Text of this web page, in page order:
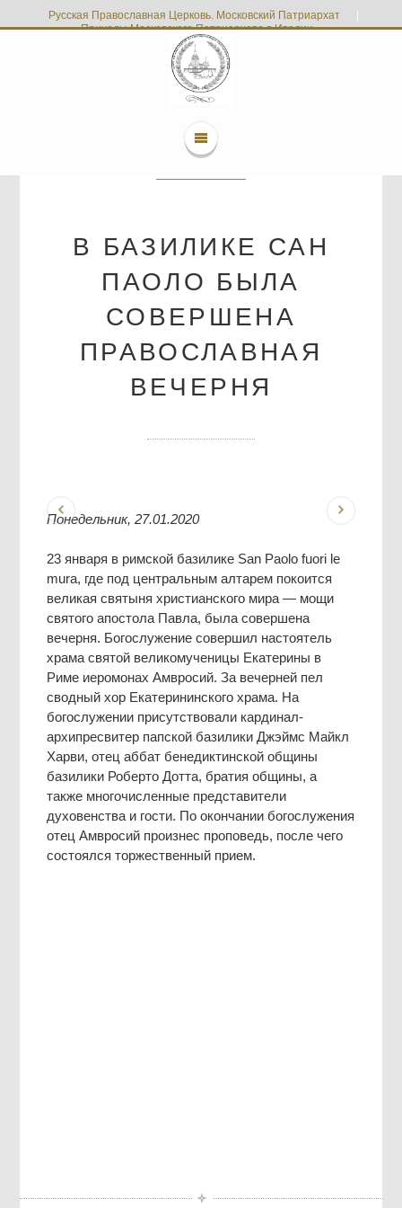
Русская Православная Церковь. Московский Патриархат
Приходы Московского Патриархата в Италии
В БАЗИЛИКЕ САН
ПАОЛО БЫЛА
СОВЕРШЕНА
ПРАВОСЛАВНАЯ
ВЕЧЕРНЯ
Понедельник, 27.01.2020
23 января в римской базилике San Paolo fuori le
mura, где под центральным алтарем покоится
великая святыня христианского мира — мощи
святого апостола Павла, была совершена
вечерня. Богослужение совершил настоятель
храма святой великомученицы Екатерины в
Риме иеромонах Амвросий. За вечерней пел
сводный хор Екатерининского храма. На
богослужении присутствовали кардинал-
архипресвитер папской базилики Джэймс Майкл
Харви, отец аббат бенедиктинской общины
базилики Роберто Дотта, братия общины, а
также многочисленные представители
духовенства и гости. По окончании богослужения
отец Амвросий произнес проповедь, после чего
состоялся торжественный прием.